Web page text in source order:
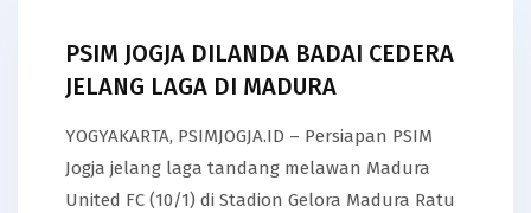
PSIM JOGJA DILANDA BADAI CEDERA
JELANG LAGA DI MADURA
YOGYAKARTA, PSIMJOGJA.ID – Persiapan PSIM
Jogja jelang laga tandang melawan Madura
United FC (10/1) di Stadion Gelora Madura Ratu